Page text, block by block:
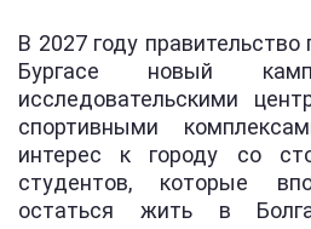
В 2027 году правительство
Бургасе новый
исследовательскими
спортивными
интерес к городу со
студентов, которые
остаться жить в